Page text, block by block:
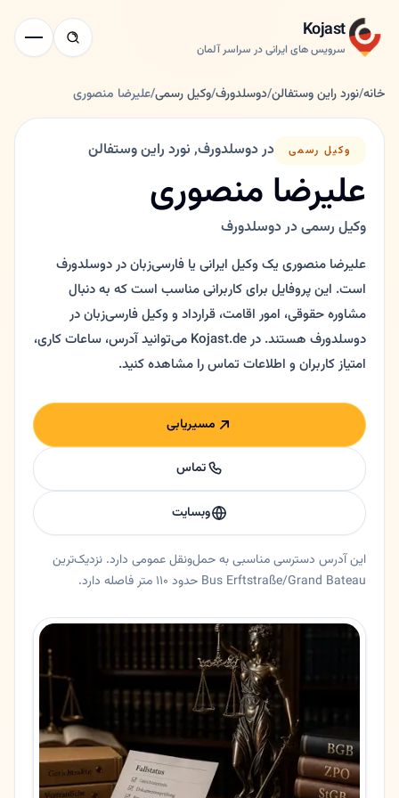
Kojast
سرویس های ایرانی در سراسر آلمان
خانه/نورد راین وستفالن/دوسلدورف/وکیل رسمی/علیرضا منصوری
وکیل رسمی در دوسلدورف, نورد راین وستفالن
علیرضا منصوری
وکیل رسمی در دوسلدورف
علیرضا منصوری یک وکیل ایرانی یا فارسی‌زبان در دوسلدورف
است. این پروفایل برای کاربرانی مناسب است که به دنبال
مشاوره حقوقی، امور اقامت، قرارداد و وکیل فارسی‌زبان در
دوسلدورف هستند. در Kojast.de می‌توانید آدرس، ساعات کاری،
امتیاز کاربران و اطلاعات تماس را مشاهده کنید.
مسیریابی
تماس
وبسایت
این آدرس دسترسی مناسبی به حمل‌ونقل عمومی دارد. نزدیک‌ترین
Bus Erftstraße/Grand Bateau حدود ۱۱۰ متر فاصله دارد.
وکیل رسمی علیرضا منصوری در دوسلدورف، نورد راین وستفالن.
ایالت
نورد راین وستفالن
Kaistraße 13
کد پستی